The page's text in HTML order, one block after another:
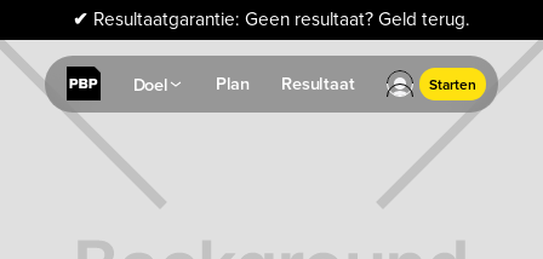
✔ Resultaatgarantie: Geen resultaat? Geld terug.
Doel Plan Resultaat Starten